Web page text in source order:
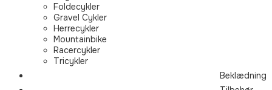
Foldecykler
Gravel Cykler
Herrecykler
Mountainbike
Racercykler
Tricykler
Beklædning